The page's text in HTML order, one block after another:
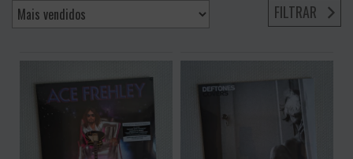
FILTRAR